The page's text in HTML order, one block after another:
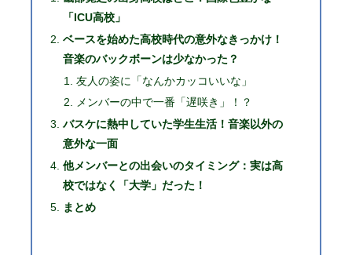
「ICU高校」
ベースを始めた高校時代の意外なきっかけ！
音楽のバックボーンは少なかった？
友人の姿に「なんかカッコいいな」
メンバーの中で一番「遅咲き」！？
バスケに熱中していた学生生活！音楽以外の
意外な一面
他メンバーとの出会いのタイミング：実は高
校ではなく「大学」だった！
まとめ